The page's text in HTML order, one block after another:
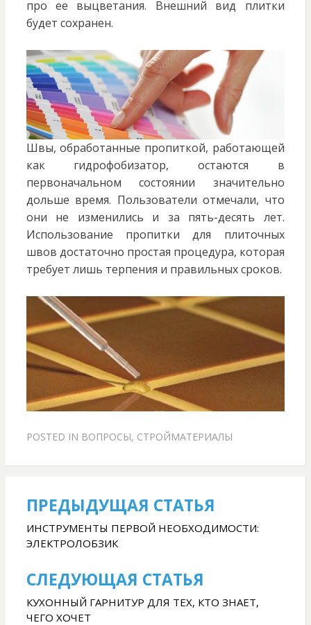
про ее выцветания. Внешний вид плитки
будет сохранен.
Швы, обработанные пропиткой, работающей
как гидрофобизатор, остаются в
первоначальном состоянии значительно
дольше время. Пользователи отмечали, что
они не изменились и за пять-десять лет.
Использование пропитки для плиточных
швов достаточно простая процедура, которая
требует лишь терпения и правильных сроков.
POSTED IN ВОПРОСЫ, СТРОЙМАТЕРИАЛЫ
Навігація
записів
ПРЕДЫДУЩАЯ СТАТЬЯ
ИНСТРУМЕНТЫ ПЕРВОЙ НЕОБХОДИМОСТИ:
ЭЛЕКТРОЛОБЗИК
СЛЕДУЮЩАЯ СТАТЬЯ
КУХОННЫЙ ГАРНИТУР ДЛЯ ТЕХ, КТО ЗНАЕТ,
ЧЕГО ХОЧЕТ